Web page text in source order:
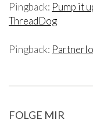
Pingback: Pump it
ThreadDog
Pingback:
FOLGE MIR